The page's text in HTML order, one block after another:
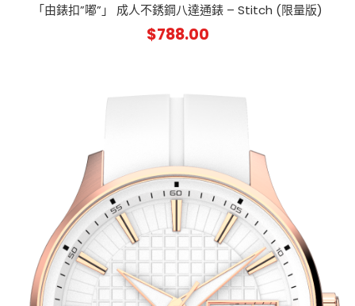
「由錶扣”嘟”」 成人不銹鋼八達通錶 – Stitch (限量版)
$788.00